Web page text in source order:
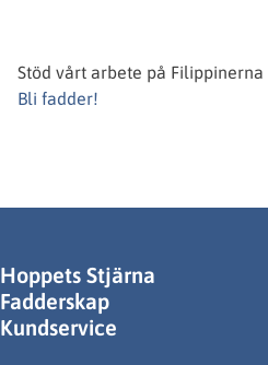
Stöd vårt arbete på Filippinerna
Bli fadder!
Hoppets Stjärna
Fadderskap
Kundservice